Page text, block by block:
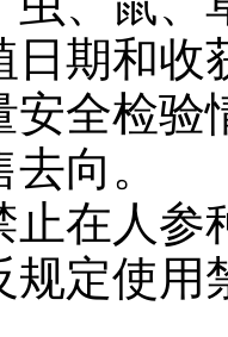
期和收
全检验
向。
在人参
使用